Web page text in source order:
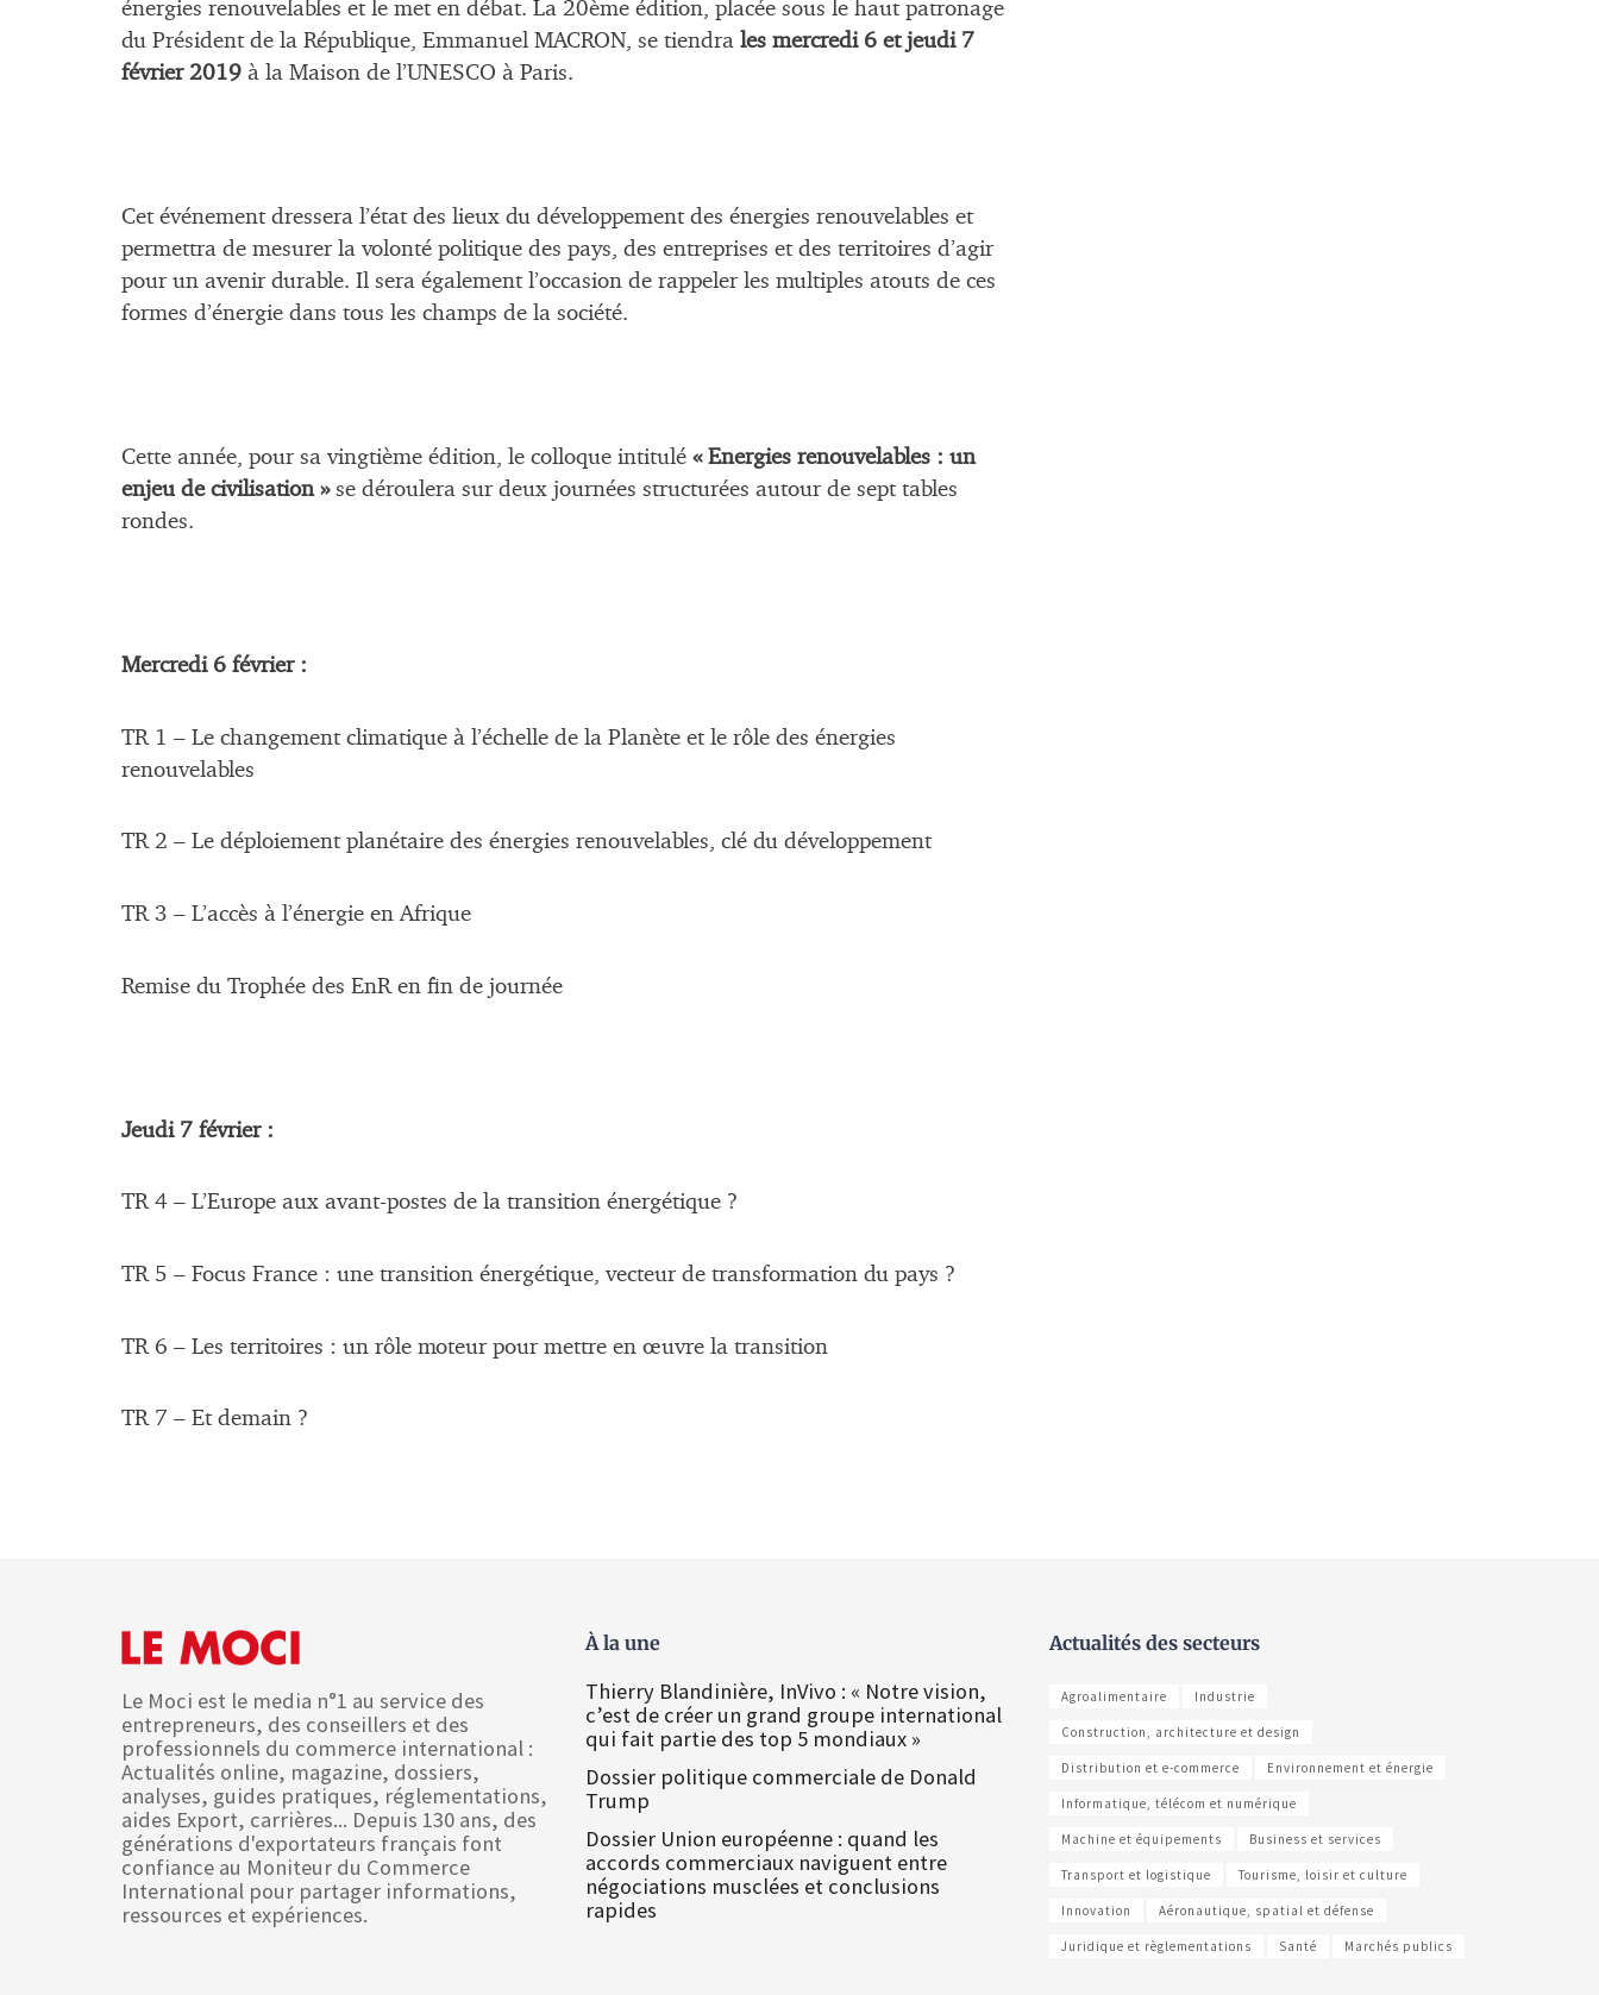
énergies renouvelables et le met en débat. La 20ème édition, placée sous le haut patronage
du Président de la République, Emmanuel MACRON, se tiendra les mercredi 6 et jeudi 7
février 2019 à la Maison de l’UNESCO à Paris.
Cet événement dressera l’état des lieux du développement des énergies renouvelables et
permettra de mesurer la volonté politique des pays, des entreprises et des territoires d’agir
pour un avenir durable. Il sera également l’occasion de rappeler les multiples atouts de ces
formes d’énergie dans tous les champs de la société.
Cette année, pour sa vingtième édition, le colloque intitulé « Energies renouvelables : un
enjeu de civilisation »se déroulera sur deux journées structurées autour de sept tables
rondes.
Mercredi 6 février :
TR 1 – Le changement climatique à l’échelle de la Planète et le rôle des énergies
renouvelables
TR 2 – Le déploiement planétaire des énergies renouvelables, clé du développement
TR 3 – L’accès à l’énergie en Afrique
Remise du Trophée des EnR en fin de journée
Jeudi 7 février :
TR 4 – L’Europe aux avant-postes de la transition énergétique ?
TR 5 – Focus France : une transition énergétique, vecteur de transformation du pays ?
TR 6 – Les territoires : un rôle moteur pour mettre en œuvre la transition
TR 7 – Et demain ?
Le Moci est le media n°1 au service des
entrepreneurs, des conseillers et des
professionnels du commerce international :
Actualités online, magazine, dossiers,
analyses, guides pratiques, réglementations,
aides Export, carrières... Depuis 130 ans, des
générations d'exportateurs français font
confiance au Moniteur du Commerce
International pour partager informations,
ressources et expériences.
À la une
Thierry Blandinière, InVivo : « Notre vision,
c’est de créer un grand groupe international
qui fait partie des top 5 mondiaux »
Dossier politique commerciale de Donald
Trump
Dossier Union européenne : quand les
accords commerciaux naviguent entre
négociations musclées et conclusions
rapides
Actualités des secteurs
Agroalimentaire Industrie
Construction, architecture et design
Distribution et e-commerce Environnement et énergie
Informatique, télécom et numérique
Machine et équipements Business et services
Transport et logistique Tourisme, loisir et culture
Innovation Aéronautique, spatial et défense
Juridique et règlementations Santé Marchés publics